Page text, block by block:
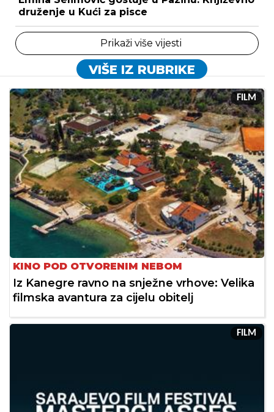
druženje u Kući za pisce
Prikaži više vijesti
VIŠE IZ RUBRIKE
FILM
KINO POD OTVORENIM NEBOM
Iz Kanegre ravno na snježne vrhove: Velika
filmska avantura za cijelu obitelj
FILM